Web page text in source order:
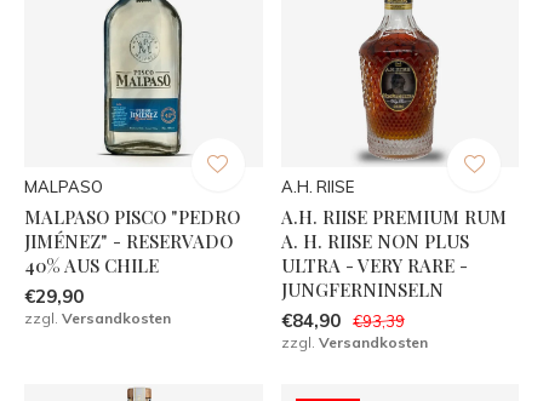
MALPASO
MALPASO PISCO "PEDRO
JIMÉNEZ" - RESERVADO
40% AUS CHILE
€29,90
zzgl. Versandkosten
A.H. RIISE
A.H. RIISE PREMIUM RUM
A. H. RIISE NON PLUS
ULTRA - VERY RARE -
JUNGFERNINSELN
€84,90 €93,39
zzgl. Versandkosten